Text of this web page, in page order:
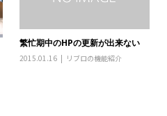
繁忙期中のHPの更新が出来ない
2015.01.16 リブロの機能紹介